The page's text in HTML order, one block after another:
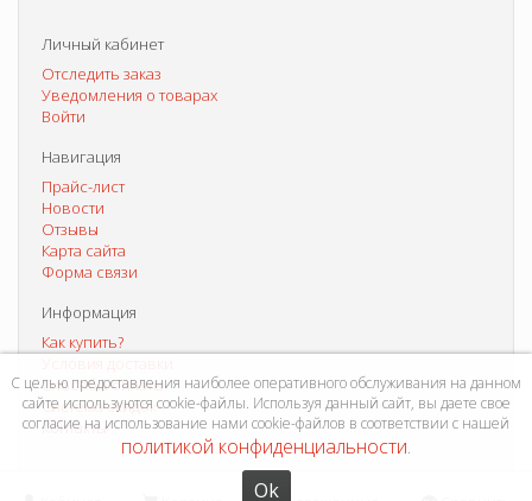
Личный кабинет
Отследить заказ
Уведомления о товарах
Войти
Навигация
Прайс-лист
Новости
Отзывы
Карта сайта
Форма связи
Информация
Как купить?
Способы оплаты
Система скидок
Контакты
С целью предоставления наиболее оперативного обслуживания на данном
сайте используются cookie-файлы. Используя данный сайт, вы даете свое
согласие на использование нами cookie-файлов в соответствии с нашей
политикой конфиденциальности.
Ok